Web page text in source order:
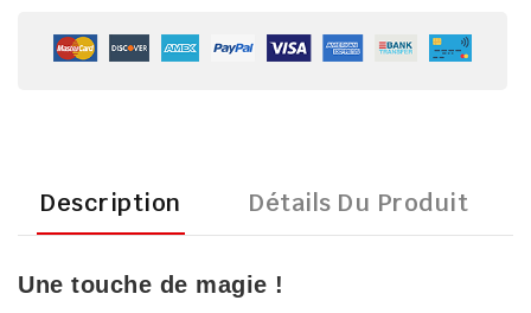
Description Détails Du Produit
Une touche de magie !